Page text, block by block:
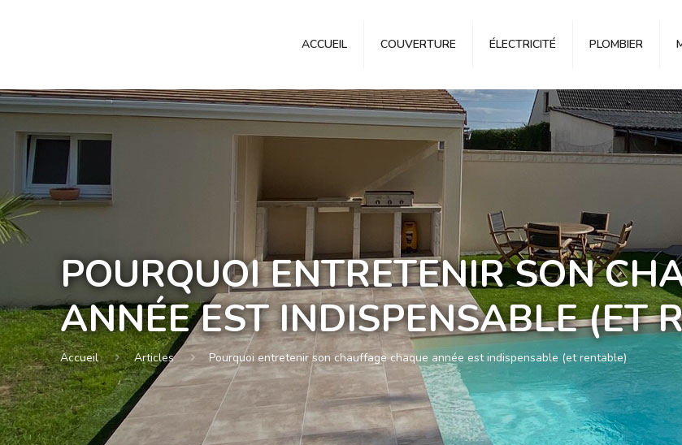
ACCUEIL COUVERTURE ÉLECTRICITÉ PLOMBIER
POURQUOI ENTRETENIR SON
ANNÉE EST INDISPENSABLE (ET
Accueil Articles Pourquoi entretenir son chauffage chaque année est indispensable (et rentable)